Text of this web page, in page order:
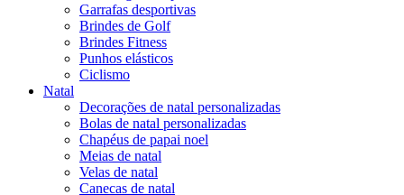
Garrafas desportivas
Brindes de Golf
Brindes Fitness
Punhos elásticos
Ciclismo
Natal
Decorações de natal personalizadas
Bolas de natal personalizadas
Chapéus de papai noel
Meias de natal
Velas de natal
Canecas de natal